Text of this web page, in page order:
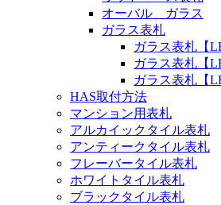
オーバル ガラス
ガラス表札
ガラス表札【
ガラス表札【
ガラス表札【
HAS取付方法
マンション用表札
アルカイックタイル表札
アンティークタイル表札
フレーバータイル表札
ホワイトタイル表札
ブラックタイル表札